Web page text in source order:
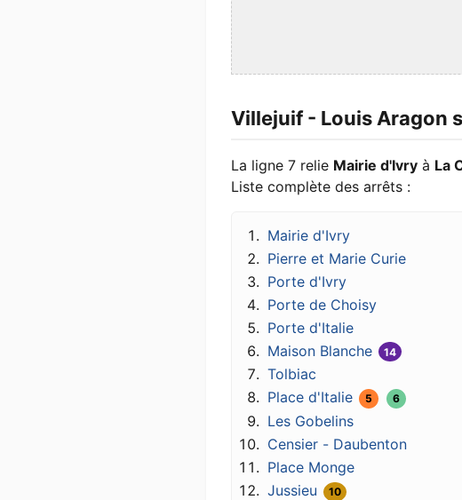
Villejuif - Louis Aragon
La ligne 7 relie Mairie d'Ivry à La
Liste complète des arrêts :
Mairie d'Ivry
Pierre et Marie Curie
Porte d'Ivry
Porte de Choisy
Porte d'Italie
Maison Blanche
14
Tolbiac
Place d'Italie
5 6
Les Gobelins
Censier - Daubenton
Place Monge
Jussieu
10